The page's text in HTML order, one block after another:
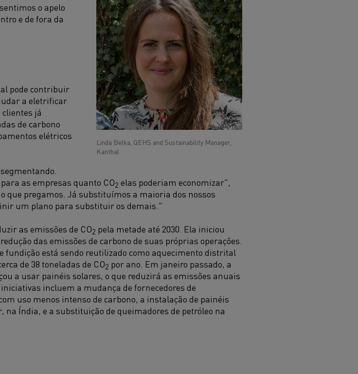
Linda Belka, QEHS and Sustainability Manager,
Kanthal
o apelo
e de fora da
pode contribuir
a eletrificar
já
de carbono
elétricos
as empresas quanto CO2 elas poderiam economizar",
que pregamos. Já substituímos a maioria dos nossos
um plano para substituir os demais."
as emissões de CO2 pela metade até 2030. Ela iniciou
das emissões de carbono de suas próprias operações.
fundição está sendo reutilizado como aquecimento distrital
de 38 toneladas de CO2 por ano. Em janeiro passado, a
a usar painéis solares, o que reduzirá as emissões anuais
incluem a mudança de fornecedores de
uso menos intenso de carbono, a instalação de painéis
na Índia, e a substituição de queimadores de petróleo na